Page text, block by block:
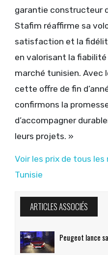
garantie constructeur
Stafim réaffirme sa
satisfaction et la
en valorisant la
marché tunisien. Avec
cette offre de fin
confirmons la
d’accompagner
leurs projets. »
Voir les prix de tous
Tunisie
ARTICLES ASSOCIÉS
Peugeot lance